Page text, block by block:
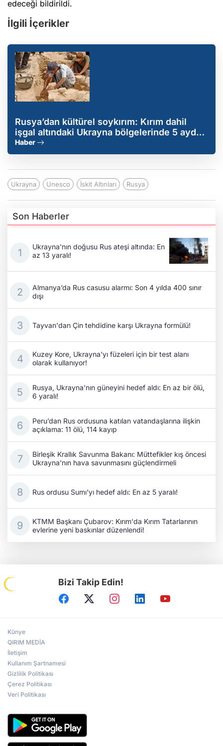
edeceği bildirildi.
İlgili İçerikler
Rusya’dan kültürel soykırım: Kırım dahil
işgal altındaki Ukrayna bölgelerinde 5 ayda
67 yasa dışı kazı izni
Haber
Ukrayna Unesco İskit Altınları Rusya
Son Haberler
Ukrayna'nın doğusu Rus ateşi altında: En
az 13 yaralı!
Almanya’da Rus casusu alarmı: Son 4 yılda 400 sınır
dışı
Tayvan'dan Çin tehdidine karşı Ukrayna formülü!
Kuzey Kore, Ukrayna'yı füzeleri için bir test alanı
olarak kullanıyor!
Rusya, Ukrayna'nın güneyini hedef aldı: En az bir ölü,
6 yaralı!
Peru’dan Rus ordusuna katılan vatandaşlarına ilişkin
açıklama: 11 ölü, 114 kayıp
Birleşik Krallık Savunma Bakanı: Müttefikler kış öncesi
Ukrayna'nın hava savunmasını güçlendirmeli
Rus ordusu Sumı'yı hedef aldı: En az 5 yaralı!
KTMM Başkanı Çubarov: Kırım'da Kırım Tatarlarının
evlerine yeni baskınlar düzenlendi!
Bizi Takip Edin!
Künye
QIRIM MEDİA
İletişim
Kullanım Şartnamesi
Gizlilik Politikası
Çerez Politikası
Veri Politikası